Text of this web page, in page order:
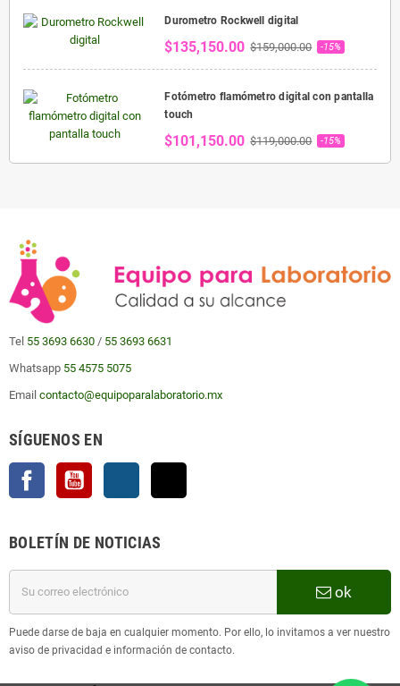
Durometro Rockwell digital
$135,150.00 $159,000.00 -15%
Fotómetro flamómetro digital con pantalla
touch
$101,150.00 $119,000.00 -15%
Tel 55 3693 6630 / 55 3693 6631
Whatsapp 55 4575 5075
Email contacto@equipoparalaboratorio.mx
SÍGUENOS EN
Facebook YouTube Instagram
BOLETÍN DE NOTICIAS
ok
Puede darse de baja en cualquier momento. Por ello, lo invitamos a ver nuestro
aviso de privacidad e información de contacto.